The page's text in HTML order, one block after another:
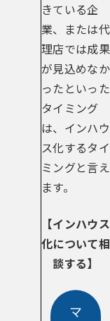
きている企
業、または代
理店では成果
が見込めなか
ったといった
タイミング
は、インハウ
ス化するタイ
ミングと言え
ます。
【インハウス
化について相
談する】
マ